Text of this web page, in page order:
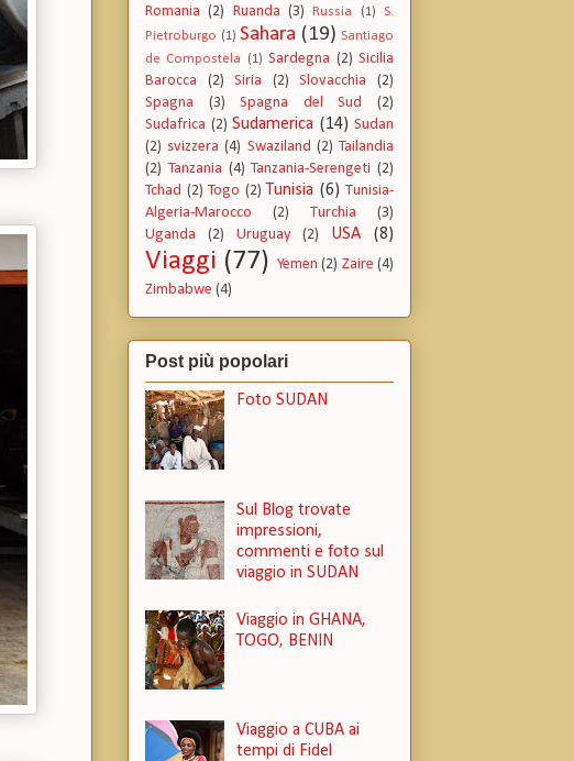
Romania (2) Ruanda (3) Russia (1)
S.
Pietroburgo (1) Sahara (19) Santiago
de Compostela
(1) Sardegna (2) Sicilia
Barocca
(2) Siria (2) Slovacchia
(2)
Spagna
(3) Spagna del Sud
(2)
Sudafrica (2) Sudamerica (14) Sudan
(2) svizzera (4) Swaziland (2) Tailandia
(2) Tanzania (4) Tanzania-Serengeti (2)
Tchad (2) Togo (2) Tunisia (6) Tunisia-
Algeria-Marocco
(2) Turchia
(3)
Uganda
(2) Uruguay (2) USA (8)
Viaggi (77) Yemen (2) Zaire (4)
Zimbabwe (4)
Post più popolari
Foto SUDAN
Sul Blog trovate
impressioni,
commenti e foto sul
viaggio in SUDAN
Viaggio in GHANA,
TOGO, BENIN
Viaggio a CUBA ai
tempi di Fidel